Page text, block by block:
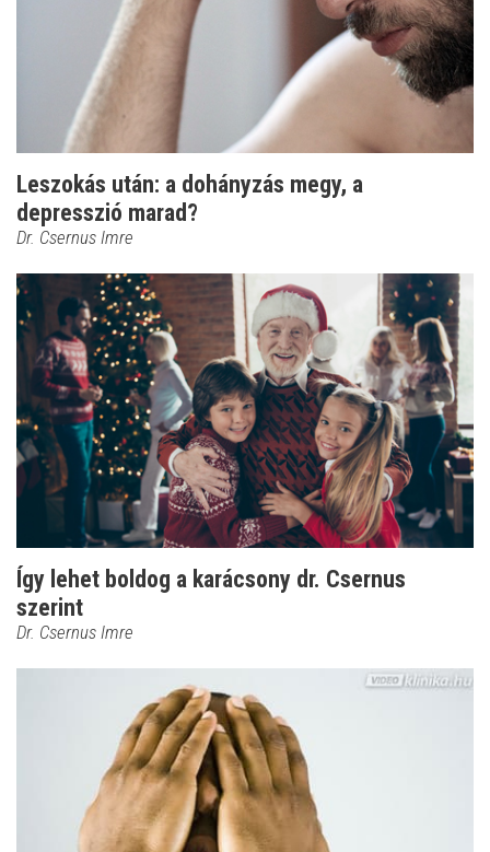
Leszokás után: a dohányzás megy, a
depresszió marad?
Dr. Csernus Imre
Így lehet boldog a karácsony dr. Csernus
szerint
Dr. Csernus Imre